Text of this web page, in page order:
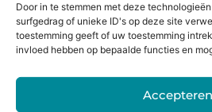
Door in te stemmen met deze
surfgedrag of unieke ID's op deze site
toestemming geeft of uw toestemming
invloed hebben op bepaalde functies en
Accepteren
Mijn winkelwagen
HANDIGE LINKS
Levering en retourneren